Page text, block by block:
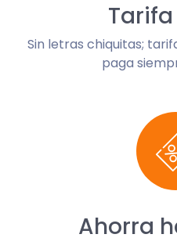
Sin letras chiquitas;
paga
Ahorra